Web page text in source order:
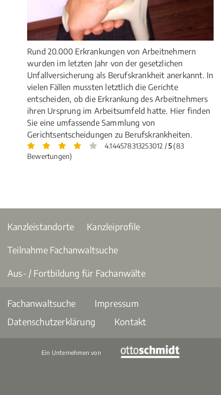
Rund 20.000 Erkrankungen von Arbeitnehmern
wurden im letzten Jahr von der gesetzlichen
Unfallversicherung als Berufskrankheit anerkannt. In
vielen Fällen mussten letztlich die Gerichte
entscheiden, ob die Erkrankung des Arbeitnehmers
ihren Ursprung im Arbeitsumfeld hatte. Hier finden
Sie eine umfassende Sammlung von
Gerichtsentscheidungen zu Berufskrankheiten.
4.144578313253012 /5(83
Bewertungen)
Kanzleistandorte Kanzleiprofile
Teilnahme Fachanwaltsuche
Aus- / Fortbildung für Fachanwälte
Fachanwaltsuche
Impressum
Datenschutzerklärung
Kontakt
Ein Unternehmen von